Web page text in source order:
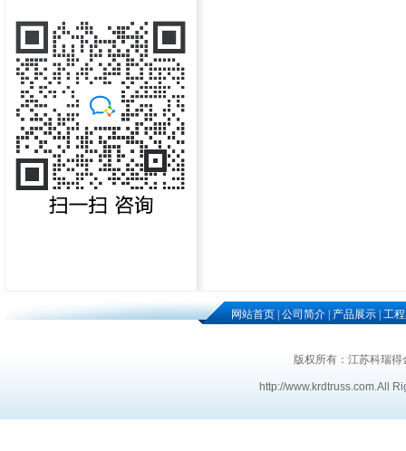
网站首页|公司简介|产品展示|工
版权所有：江苏科瑞
http://www.krdtruss.com.All